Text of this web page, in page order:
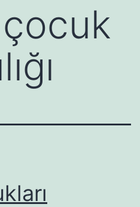
çocuk